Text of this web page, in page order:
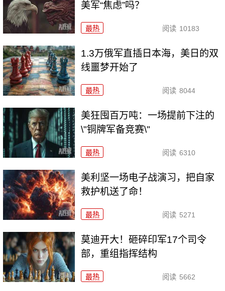
美军“焦虑”吗？
最热 阅读 10183
1.3万俄军直插日本海，美日的双
线噩梦开始了
最热 阅读 8044
美狂囤百万吨：一场提前下注的
\"铜牌军备竞赛\"
最热 阅读 6310
美利坚一场电子战演习，把自家
救护机送了命！
最热 阅读 5271
莫迪开大！砸碎印军17个司令
部，重组指挥结构
最热 阅读 5662